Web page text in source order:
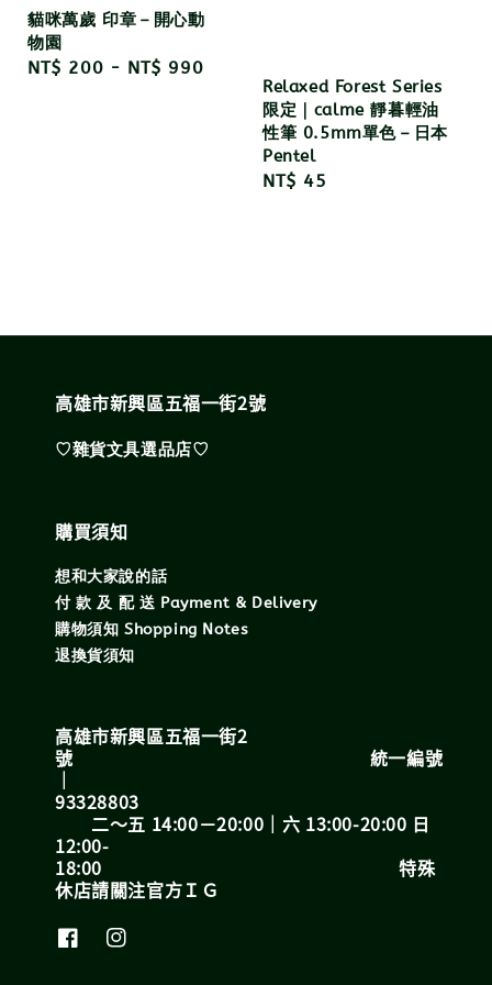
貓咪萬歲 印章－開心動
物園
Regular
NT$ 200 - NT$ 990
Relaxed Forest Series
限定｜calme 靜暮輕油
性筆 0.5mm單色－日本
Pentel
Regular
NT$ 45
高雄市新興區五福一街2號
♡雜貨文具選品店♡
購買須知
想和大家說的話
付 款 及 配 送 Payment & Delivery
購物須知 Shopping Notes
退換貨須知
高雄市新興區五福一街2
號 統一編號
｜
93328803
二～五 14:00－20:00｜六 13:00-20:00 日
12:00-
18:00 特殊
休店請關注官方ＩＧ